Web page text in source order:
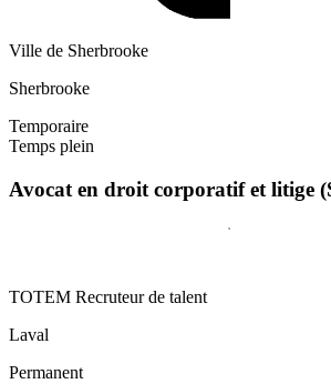
Ville de Sherbrooke
Sherbrooke
Temporaire
Temps plein
Avocat en droit corporatif et litige
TOTEM Recruteur de talent
Laval
Permanent